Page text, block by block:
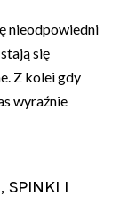
nieodpowiedni
się
Z kolei gdy
wyraźnie
spinki i